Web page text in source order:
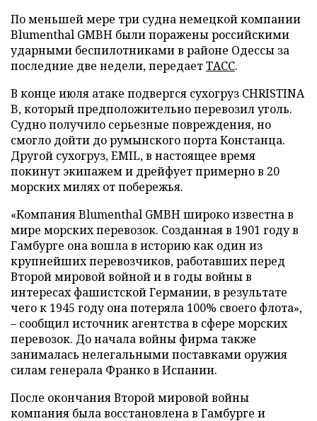
По меньшей мере три судна немецкой компании
Blumenthal GMBH были поражены российскими
ударными беспилотниками в районе Одессы за
последние две недели, передаетТАСС.
В конце июля атаке подвергся сухогруз CHRISTINA
B, который предположительно перевозил уголь.
Судно получило серьезные повреждения, но
смогло дойти до румынского порта Констанца.
Другой сухогруз, EMIL, в настоящее время
покинут экипажем и дрейфует примерно в 20
морских милях от побережья.
«Компания Blumenthal GMBH широко известна в
мире морских перевозок. Созданная в 1901 году в
Гамбурге она вошла в историю как один из
крупнейших перевозчиков, работавших перед
Второй мировой войной и в годы войны в
интересах фашистской Германии, в результате
чего к 1945 году она потеряла 100% своего флота»,
– сообщил источник агентства в сфере морских
перевозок. До начала войны фирма также
занималась нелегальными поставками оружия
силам генерала Франко в Испании.
После окончания Второй мировой войны
компания была восстановлена в Гамбурге и